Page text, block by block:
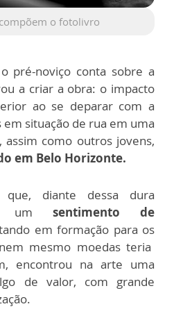
o fotolivro
pré-noviço conta sobre a
a criar a obra: o impacto
ao se deparar com a
em situação de rua em uma
assim como outros jovens,
em Belo Horizonte.
diante dessa dura
um sentimento de
em formação para os
mesmo moedas teria
encontrou na arte uma
de valor, com grande